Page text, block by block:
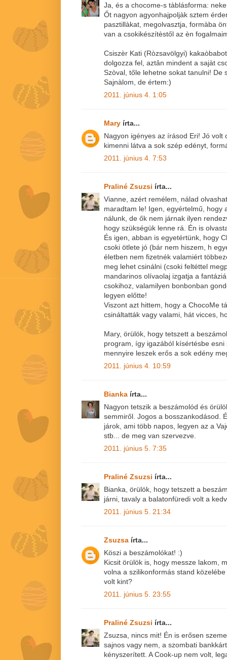
Ja, és a chocome-s tàblásforma:
Őt nagyon agyonhajpoljàk sztem
pasztillàkat, megolvasztja, formàba
van a csokikészítèstől az èn
Csiszèr Kati (Ròzsavölgyi)
dolgozza fel, aztân mindent a sajàt
Szòval, tőle lehetne sokat tanulni! De
Sajnàlom, de értem:)
2011. június 4. 1:05
Mary írta...
Nagyon igényes az írásod Eri! Jó volt
kimenni látva a sok szép edényt,
2011. június 4. 7:53
Praliné Zsuzsi írta...
Vianne, azért remélem, nálad
maradtam le! Igen, egyértelmű, hogy
nálunk, de ők nem járnak ilyen
hogy szükségük lenne rá. Én is
És igen, abban is egyetértünk, hogy
csoki ötlete jó (bár nem hiszem, h
életben nem fizetnék valamiért
meg lehet csinálni (csoki feltéttel
mandarinos olívaolaj izgatja a
csokihoz, valamilyen bonbonban
legyen előtte!
Viszont azt hittem, hogy a ChocoMe
csináltatták vagy valami, hát vicces,
Mary, örülök, hogy tetszett a
program, így igazából kísértésbe
mennyire leszek erős a sok edény
2011. június 4. 10:59
Bianka írta...
Nagyon tetszik a beszámolód és
semmiről. Jogos a bosszankodásod.
járok, ami több napos, legyen az a
stb... de meg van szervezve.
2011. június 5. 7:35
Praliné Zsuzsi írta...
Bianka, örülök, hogy tetszett a
járni, tavaly a balatonfüredi volt a
2011. június 5. 21:34
Zsuzsa írta...
Köszi a beszámolókat! :)
Kicsit örülök is, hogy messze lakom,
volna a szilikonformás stand
volt kint?
2011. június 5. 23:55
Praliné Zsuzsi írta...
Zsuzsa, nincs mit! Én is erősen
sajnos vagy nem, a szombati
kényszerített. A Cook-up nem volt,